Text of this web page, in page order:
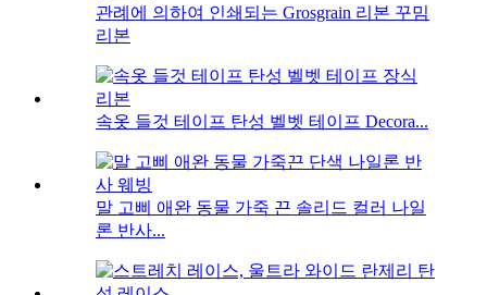
관례에 의하여 인쇄되는 Grosgrain 리본 꾸밈
리본
속옷 들것 테이프 탄성 벨벳 테이프 Decora...
말 고삐 애완 동물 가죽 끈 솔리드 컬러 나일
론 반사...